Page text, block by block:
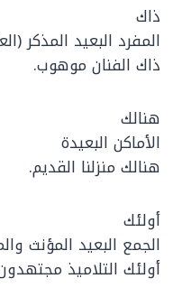
ذاك
المفرد البعيد المذكر
ذاك الفنان موهوب.
هنالك
الأماكن البعيدة
هنالك منزلنا القديم.
أولئك
الجمع البعيد المؤنث
أولئك التلاميذ